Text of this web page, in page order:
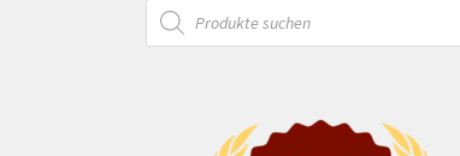
Products
search